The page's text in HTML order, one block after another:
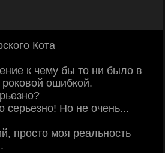
Кота
к чему бы то ни было в
ошибкой.
Но не очень...
просто моя реальность